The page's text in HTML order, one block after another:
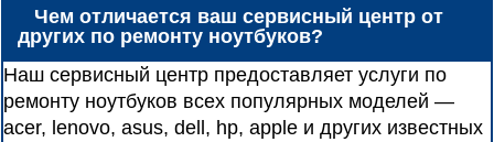
Чем отличается ваш сервисный центр от
других по ремонту ноутбуков?
Наш сервисный центр предоставляет услуги по
ремонту ноутбуков всех популярных моделей —
acer, lenovo, asus, dell, hp, apple и других известных